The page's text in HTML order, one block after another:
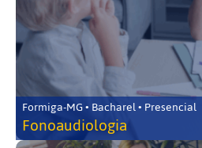
Formiga-MG • Bacharel • Presencial
Fonoaudiologia